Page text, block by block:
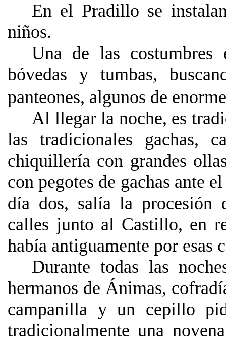
En el Pradillo se
niños.
Una de las costumbres
bóvedas y tumbas,
panteones, algunos de
Al llegar la noche, es
las tradicionales gachas,
chiquillería con grandes
con pegotes de gachas ante
día dos, salía la procesión
calles junto al Castillo, en
había antiguamente por esas
Durante todas las
hermanos de Ánimas,
campanilla y un cepillo
tradicionalmente una